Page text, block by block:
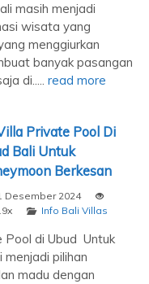
masih menjadi
wisata yang
menggiurkan
banyak pasangan
di..... read more
Private Pool Di
Bali Untuk
Berkesan
Desember 2024
Info Bali Villas
Pool di Ubud Untuk
pilihan
madu dengan